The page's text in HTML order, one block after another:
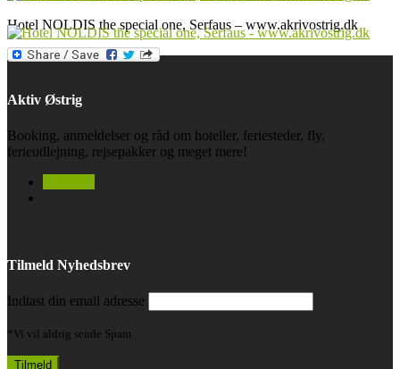
Hotel NOLDIS the special one, Serfaus – www.akrivostrig.dk
Aktiv Østrig
Booking, anmeldelser og råd om hoteller, feriesteder, fly,
ferieudlejning, rejsepakker og meget mere!
Tilmeld Nyhedsbrev
Indtast din email adresse
*Vi vil aldrig sende Spam